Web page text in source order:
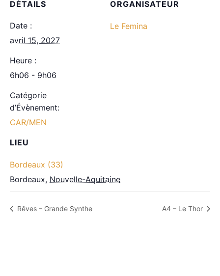
DÉTAILS
Date :
avril 15, 2027
Heure :
6h06 - 9h06
Catégorie
d’Évènement:
CAR/MEN
LIEU
Bordeaux (33)
Bordeaux, Nouvelle-Aquitaine
ORGANISATEUR
Le Femina
Rêves – Grande Synthe A4 – Le Thor